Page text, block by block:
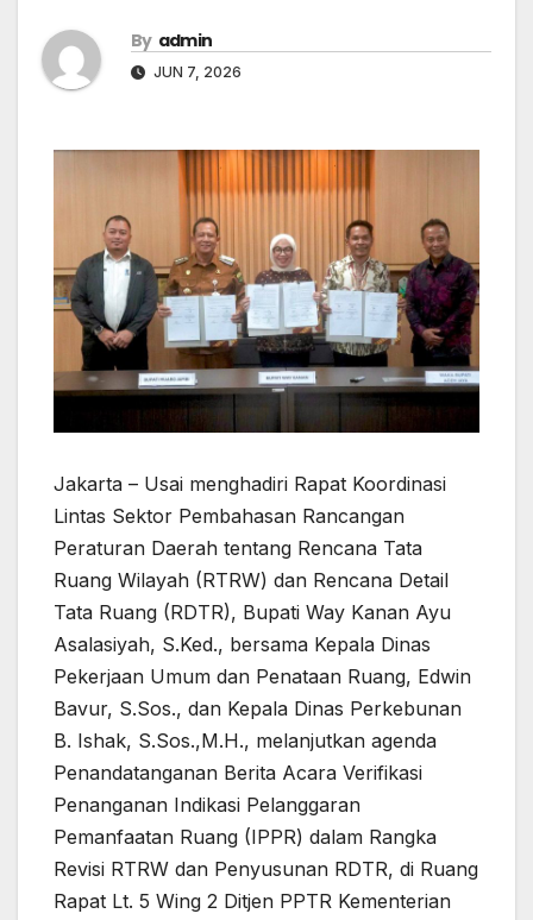
By admin
JUN 7, 2026
Jakarta – Usai menghadiri Rapat Koordinasi
Lintas Sektor Pembahasan Rancangan
Peraturan Daerah tentang Rencana Tata
Ruang Wilayah (RTRW) dan Rencana Detail
Tata Ruang (RDTR), Bupati Way Kanan Ayu
Asalasiyah, S.Ked., bersama Kepala Dinas
Pekerjaan Umum dan Penataan Ruang, Edwin
Bavur, S.Sos., dan Kepala Dinas Perkebunan
B. Ishak, S.Sos.,M.H., melanjutkan agenda
Penandatanganan Berita Acara Verifikasi
Penanganan Indikasi Pelanggaran
Pemanfaatan Ruang (IPPR) dalam Rangka
Revisi RTRW dan Penyusunan RDTR, di Ruang
Rapat Lt. 5 Wing 2 Ditjen PPTR Kementerian